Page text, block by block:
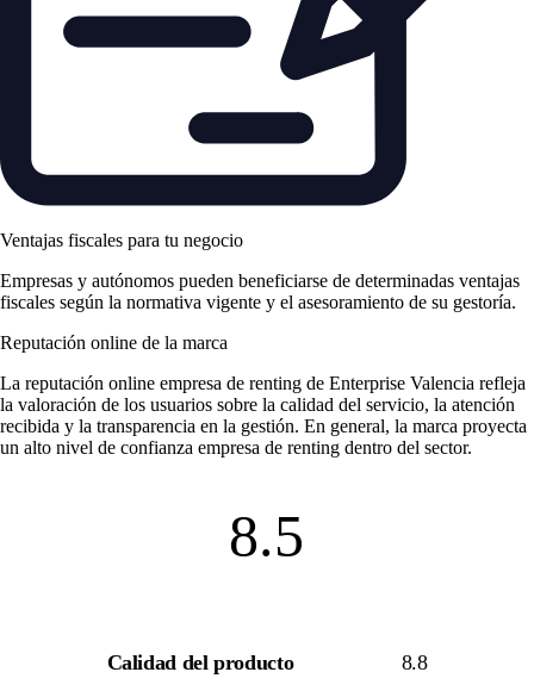
Ventajas fiscales para tu negocio
Empresas y autónomos pueden beneficiarse de determinadas ventajas
fiscales según la normativa vigente y el asesoramiento de su gestoría.
Reputación online de la marca
La reputación online empresa de renting de Enterprise Valencia refleja
la valoración de los usuarios sobre la calidad del servicio, la atención
recibida y la transparencia en la gestión. En general, la marca proyecta
un alto nivel de confianza empresa de renting dentro del sector.
8.5
Calidad del producto 8.8